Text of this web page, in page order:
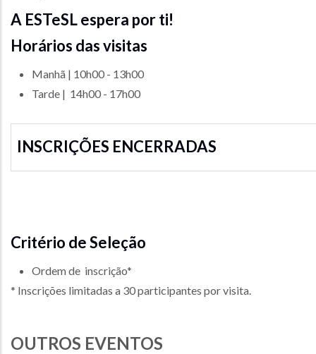
A ESTeSL espera por ti!
Horários das visitas
Manhã | 10h00 - 13h00
Tarde | 14h00 - 17h00
INSCRIÇÕES ENCERRADAS
Critério de Seleção
Ordem de inscrição*
* Inscrições limitadas a 30 participantes por visita.
OUTROS EVENTOS